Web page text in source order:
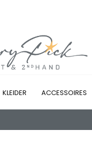
KLEIDER ACCESSOIRES